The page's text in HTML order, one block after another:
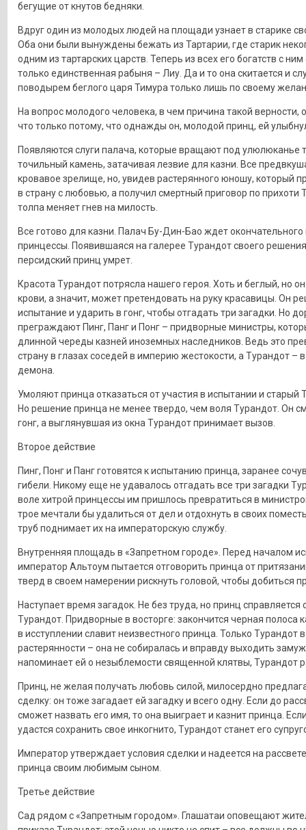
бегущие от кнутов бедняки.
Вдруг один из молодых людей на площади узнает в старике
Оба они были вынуждены бежать из Тартарии, где старик
одним из тартарских царств. Теперь из всех его богатств с ним
только единственная рабыня – Лиу. Да и то она скитается и
поводырем беглого царя Тимура только лишь по своему
На вопрос молодого человека, в чем причина такой верности,
что только потому, что однажды он, молодой принц, ей
Появляются слуги палача, которые вращают под улюлюканье
точильный камень, затачивая лезвие для казни. Все
кровавое зрелище, но, увидев растерянного юношу, который
в страну с любовью, а получил смертный приговор по прихоти
толпа меняет гнев на милость.
Все готово для казни. Палач Бу-Дин-Бао ждет окончательного
принцессы. Появившаяся на галерее Турандот своего
персидский принц умрет.
Красота Турандот потрясла нашего героя. Хоть и беглый, но
крови, а значит, может претендовать на руку красавицы. Он
испытание и ударить в гонг, чтобы отгадать три загадки. Но
преграждают Пинг, Панг и Понг – придворные министры,
длинной череды казней иноземных наследников. Ведь это
страну в глазах соседей в империю жестокости, а Турандот – в
демона.
Умоляют принца отказаться от участия в испытании и старый
Но решение принца не менее твердо, чем воля Турандот. Он
гонг, а выглянувшая из окна Турандот принимает вызов.
Второе действие
Пинг, Понг и Панг готовятся к испытанию принца, заранее
гибели. Никому еще не удавалось отгадать все три загадки
воле хитрой принцессы им пришлось превратиться в
трое мечтали бы удалиться от дел и отдохнуть в своих
труб поднимает их на императорскую службу.
Внутренняя площадь в «Запретном городе». Перед началом
император Альтоум пытается отговорить принца от
тверд в своем намерении рискнуть головой, чтобы добиться
Наступает время загадок. Не без труда, но принц справляется
Турандот. Придворные в восторге: закончится черная полоса
в исступлении славит неизвестного принца. Только Турандот в
растерянности – она не собиралась и вправду выходить
напоминает ей о незыблемости священной клятвы, Турандот
Принц, не желая получать любовь силой, милосердно
сделку: он тоже загадает ей загадку и всего одну. Если до
сможет назвать его имя, то она выиграет и казнит принца.
удастся сохранить свое инкогнито, Турандот станет его
Император утверждает условия сделки и надеется на
принца своим любимым сыном.
Третье действие
Сад рядом с «Запретным городом». Глашатаи оповещают